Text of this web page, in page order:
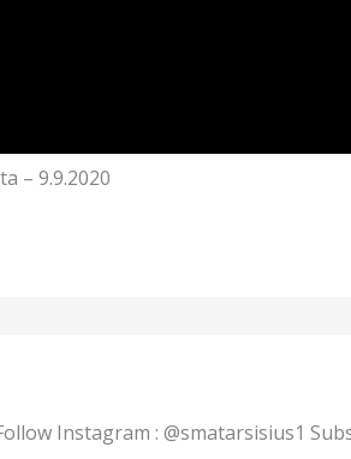
– 9.9.2020
Instagram : @smatarsisius1